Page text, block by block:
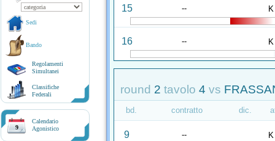
Sedi
Bando
Regolamenti
Simultanei
Classifiche
Federali
9
Calendario
Agonistico
15 -- K
16 -- K
round 2 tavolo 4 vs
bd. contratto dic.
9 -- K